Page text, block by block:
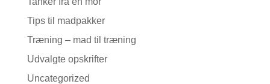
Tips til madpakker
Træning – mad til træning
Udvalgte opskrifter
Uncategorized